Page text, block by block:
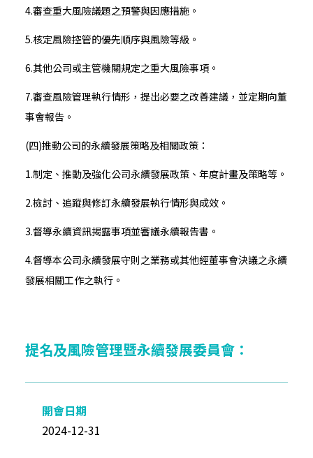
4.審查重大風險議題之預警與因應措施。
5.核定風險控管的優先順序與風險等級。
6.其他公司或主管機關規定之重大風險事項。
7.審查風險管理執行情形，提出必要之改善建議，並定期向董
事會報告。
(四)推動公司的永續發展策略及相關政策：
1.制定、推動及強化公司永續發展政策、年度計畫及策略等。
2.檢討、追蹤與修訂永續發展執行情形與成效。
3.督導永續資訊揭露事項並審議永續報告書。
4.督導本公司永續發展守則之業務或其他經董事會決議之永續
發展相關工作之執行。
提名及風險管理暨永續發展委員會：
2024-12-31